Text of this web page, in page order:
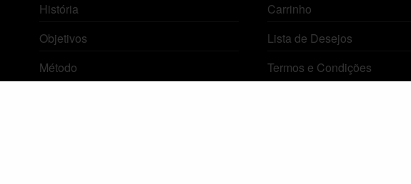
História
Objetivos
Método
Carrinho
Lista de Desejos
Termos e Condições